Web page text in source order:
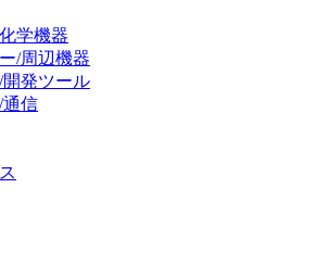
学機器
/周辺機器
発ツール
通信